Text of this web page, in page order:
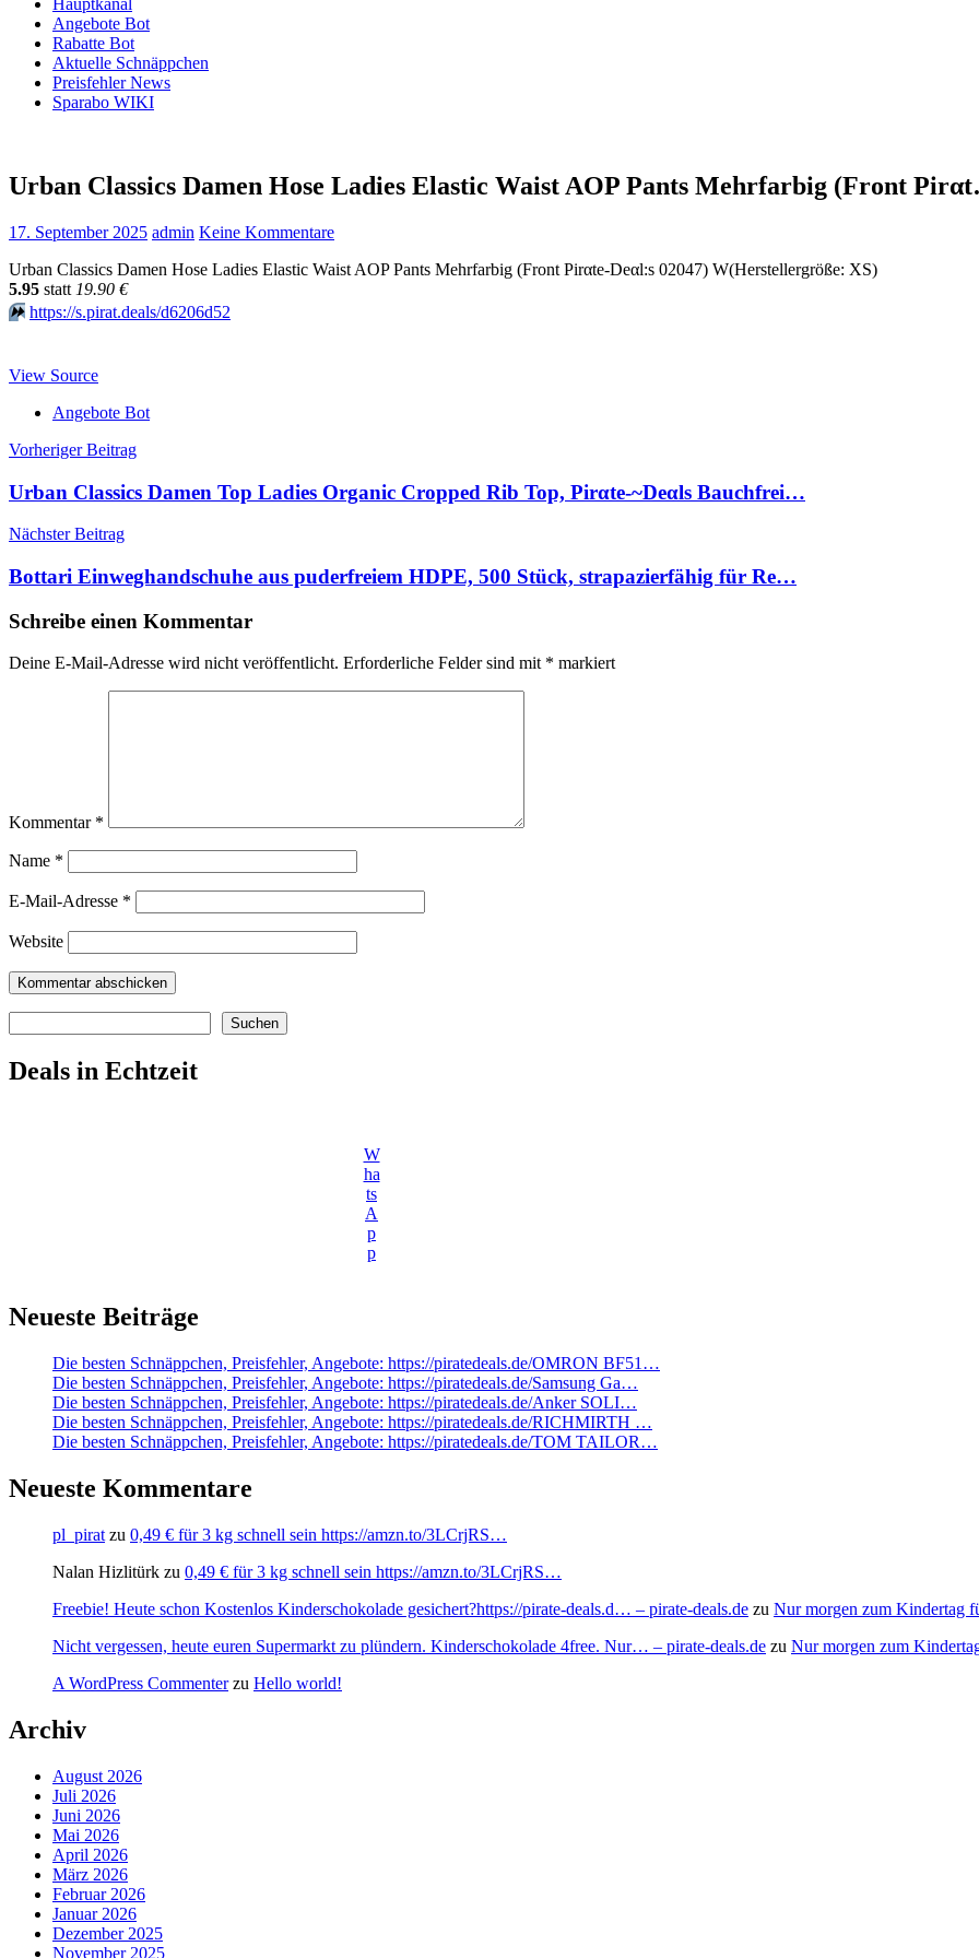
Hauptkanal
Angebote Bot
Rabatte Bot
Aktuelle Schnäppchen
Preisfehler News
Sparabo WIKI
Urban Classics Damen Hose Ladies Elastic Waist AOP Pants Mehrfarbig (Front
17. September 2025 admin Keine Kommentare
Urban Classics Damen Hose Ladies Elastic Waist AOP Pants Mehrfarbig (Front Pirαtе-Dеαl:s 02047) W(Herstellergröße: XS)
5.95 statt 19.90 €
⏩️ https://s.pirat.deals/d6206d52
View Source
Angebote Bot
Beitragsnavigation
Vorheriger Beitrag
Urban Classics Damen Top Ladies Organic Cropped Rib Top, Pirαtе-~Dеαls Bauchfrei…
Nächster Beitrag
Bottari Einweghandschuhe aus puderfreiem HDPE, 500 Stück, strapazierfähig für Re…
Schreibe einen Kommentar
Deine E-Mail-Adresse wird nicht veröffentlicht. Erforderliche Felder sind mit * markiert
Kommentar *
Name *
E-Mail-Adresse *
Website
Suchen
Deals in Echtzeit
W
ha
ts
A
p
p
Neueste Beiträge
Die besten Schnäppchen, Preisfehler, Angebote: https://piratedeals.de/OMRON BF51…
Die besten Schnäppchen, Preisfehler, Angebote: https://piratedeals.de/Samsung Ga…
Die besten Schnäppchen, Preisfehler, Angebote: https://piratedeals.de/Anker SOLI…
Die besten Schnäppchen, Preisfehler, Angebote: https://piratedeals.de/RICHMIRTH …
Die besten Schnäppchen, Preisfehler, Angebote: https://piratedeals.de/TOM TAILOR…
Neueste Kommentare
pl_pirat zu 0,49 € für 3 kg schnell sein https://amzn.to/3LCrjRS…
Nalan Hizlitürk zu 0,49 € für 3 kg schnell sein https://amzn.to/3LCrjRS…
Freebie! Heute schon Kostenlos Kinderschokolade gesichert?https://pirate-deals.d… – pirate-deals.de zu Nur morgen zum Kindertag
Nicht vergessen, heute euren Supermarkt zu plündern. Kinderschokolade 4free. Nur… – pirate-deals.de zu Nur morgen zum
A WordPress Commenterzu Hello world!
Archiv
August 2026
Juli 2026
Juni 2026
Mai 2026
April 2026
März 2026
Februar 2026
Januar 2026
Dezember 2025
November 2025